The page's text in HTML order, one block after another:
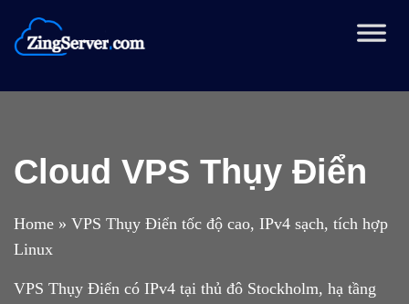
đến
nội
Cloud VPS Thụy Điển
Home » VPS Thụy Điển tốc độ cao, IPv4 sạch, tích hợp
Linux
VPS Thụy Điển có IPv4 tại thủ đô Stockholm, hạ tầng